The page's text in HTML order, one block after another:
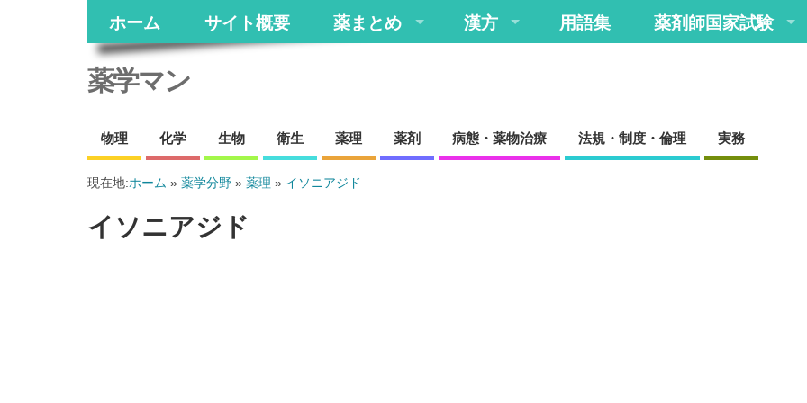
ホーム サイト概要 薬まとめ 漢方 用語集 薬剤師国家試験
薬学マン
物理 化学 生物 衛生 薬理 薬剤 病態・薬物治療 法規・制度・倫理 実務
現在地:ホーム » 薬学分野 » 薬理 » イソニアジド
イソニアジド